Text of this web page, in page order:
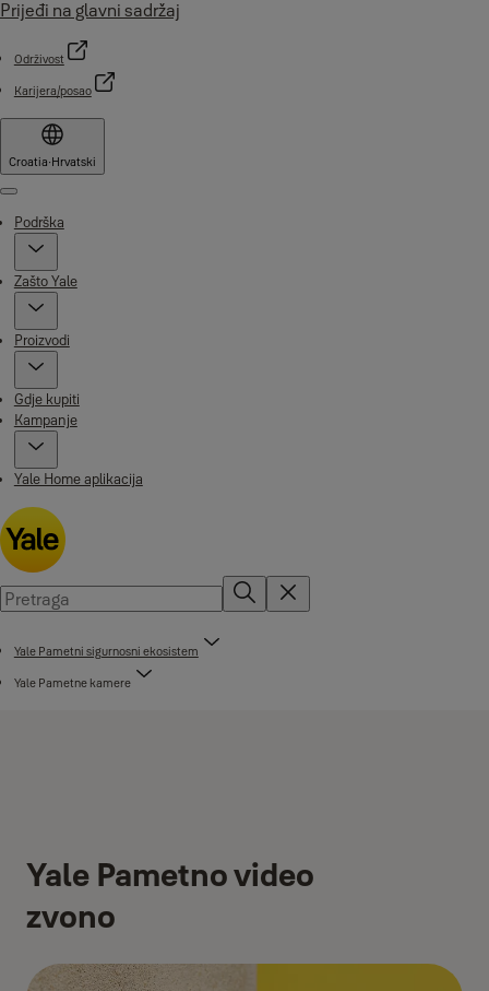
Prijeđi na glavni sadržaj
Održivost
Karijera/posao
Croatia·Hrvatski
Menu
Podrška
Zašto Yale
Proizvodi
Gdje kupiti
Kampanje
Yale Home aplikacija
Yale Pametni sigurnosni ekosistem
Yale Pametne kamere
Yale Pametno video
zvono